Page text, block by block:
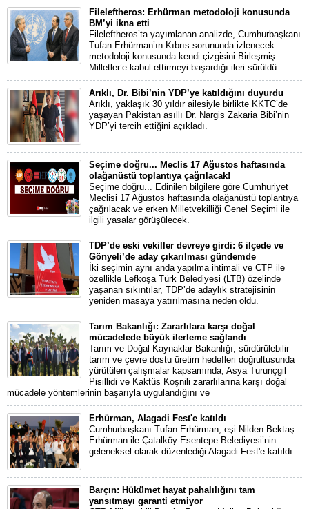
Fileleftheros: Erhürman metodoloji konusunda
BM’yi ikna etti
Fileleftheros’ta yayımlanan analizde, Cumhurbaşkanı
Tufan Erhürman’ın Kıbrıs sorununda izlenecek
metodoloji konusunda kendi çizgisini Birleşmiş
Milletler’e kabul ettirmeyi başardığı ileri sürüldü.
Arıklı, Dr. Bibi’nin YDP’ye katıldığını duyurdu
Arıklı, yaklaşık 30 yıldır ailesiyle birlikte KKTC’de
yaşayan Pakistan asıllı Dr. Nargis Zakaria Bibi’nin
YDP’yi tercih ettiğini açıkladı.
Seçime doğru... Meclis 17 Ağustos haftasında
olağanüstü toplantıya çağrılacak!
Seçime doğru... Edinilen bilgilere göre Cumhuriyet
Meclisi 17 Ağustos haftasında olağanüstü toplantıya
çağrılacak ve erken Milletvekilliği Genel Seçimi ile
ilgili yasalar görüşülecek.
TDP’de eski vekiller devreye girdi: 6 ilçede ve
Gönyeli’de aday çıkarılması gündemde
İki seçimin aynı anda yapılma ihtimali ve CTP ile
özellikle Lefkoşa Türk Belediyesi (LTB) özelinde
yaşanan sıkıntılar, TDP’de adaylık stratejisinin
yeniden masaya yatırılmasına neden oldu.
Tarım Bakanlığı: Zararlılara karşı doğal
mücadelede büyük ilerleme sağlandı
Tarım ve Doğal Kaynaklar Bakanlığı, sürdürülebilir
tarım ve çevre dostu üretim hedefleri doğrultusunda
yürütülen çalışmalar kapsamında, Asya Turunçgil
Pisillidi ve Kaktüs Koşnili zararlılarına karşı doğal
mücadele yöntemlerinin başarıyla uygulandığını ve
Erhürman, Alagadi Fest'e katıldı
Cumhurbaşkanı Tufan Erhürman, eşi Nilden Bektaş
Erhürman ile Çatalköy-Esentepe Belediyesi’nin
geleneksel olarak düzenlediği Alagadi Fest'e katıldı.
Barçın: Hükümet hayat pahalılığını tam
yansıtmayı garanti etmiyor